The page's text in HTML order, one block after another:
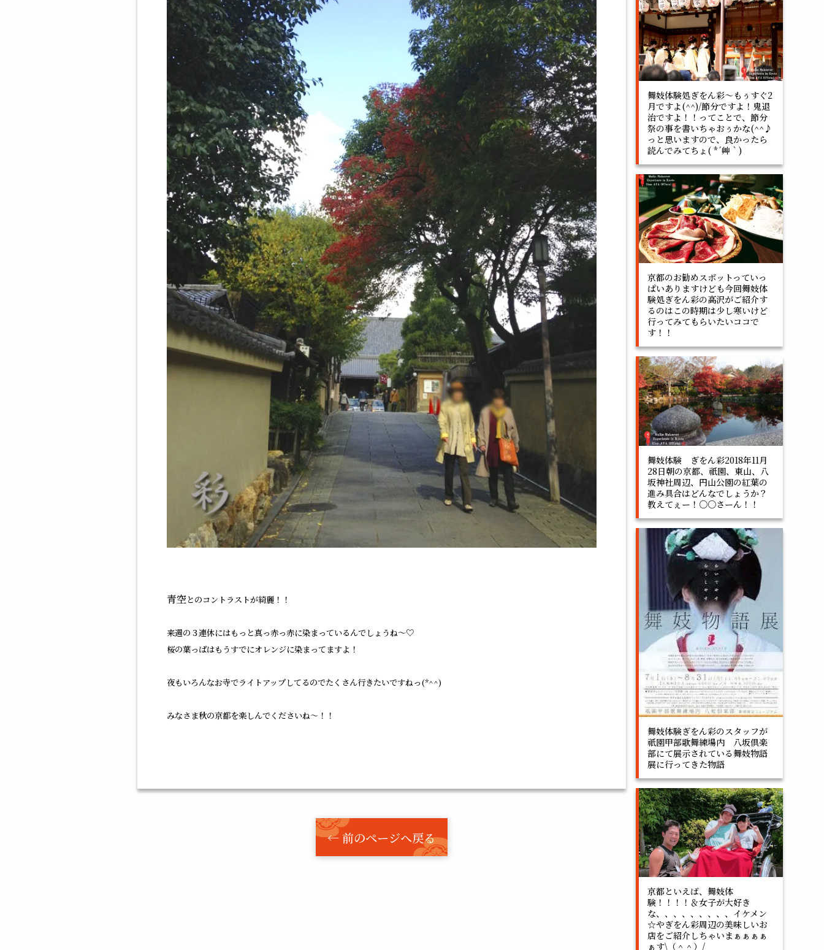
青空とのコントラストが綺麗！！
来週の３連休にはもっと真っ赤っ赤に染まっているんでしょうね～♡
桜の葉っぱはもうすでにオレンジに染まってますよ！
夜もいろんなお寺でライトアップしてるのでたくさん行きたいですねっ(*^^)
みなさま秋の京都を楽しんでくださいね～！！
← 前のページへ戻る
舞妓体験処ぎをん彩～もぅすぐ2
月ですよ(^^)/節分ですよ！鬼退
治ですよ！！ってことで、節分
祭の事を書いちゃおぅかな(^^♪
っと思いますので、良かったら
読んでみてちょ( *´艸｀)
京都のお勧めスポットっていっ
ぱいありますけども今回舞妓体
験処ぎをん彩の高沢がご紹介す
るのはこの時期は少し寒いけど
行ってみてもらいたいココで
す！！
舞妓体験 ぎをん彩2018年11月
28日朝の京都、祇園、東山、八
坂神社周辺、円山公園の紅葉の
進み具合はどんなでしょうか？
教えてぇー！○○さーん！！
舞妓体験ぎをん彩のスタッフが
祇園甲部歌舞練場内 八坂倶楽
部にて展示されている舞妓物語
展に行ってきた物語
京都といえば、舞妓体
験！！！！＆女子が大好き
な、、、、、、、、、イケメン
☆やぎをん彩周辺の美味しいお
店をご紹介しちゃいまぁぁぁぁ
ぁす\（＾＾）/